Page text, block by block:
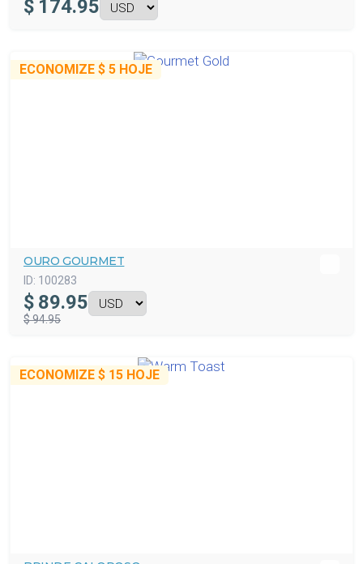
$ 174.95
ECONOMIZE $ 5 HOJE
OURO GOURMET
ID: 100283
$ 89.95
$ 94.95
ECONOMIZE $ 15 HOJE